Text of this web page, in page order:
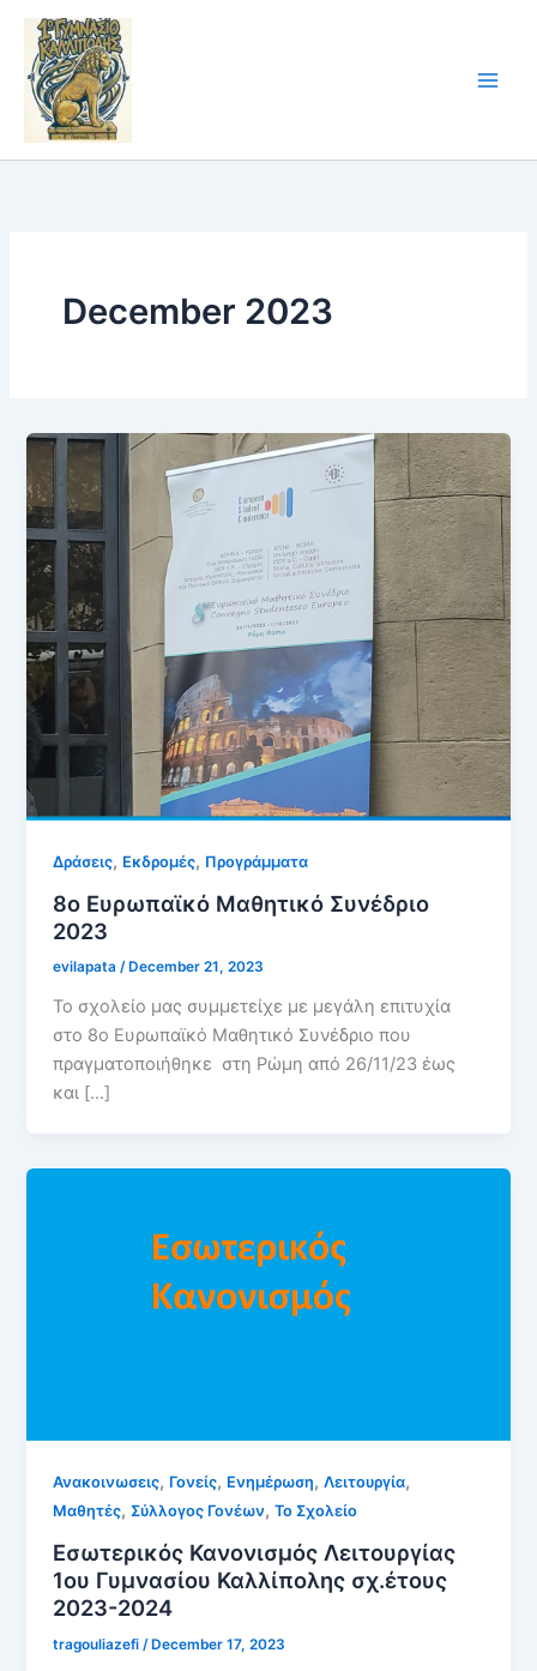
Skip
content
December 2023
Δράσεις, Εκδρομές, Προγράμματα
8ο Ευρωπαϊκό Μαθητικό Συνέδριο
2023
evilapata/ December 21, 2023
Το σχολείο μας συμμετείχε με μεγάλη επιτυχία
στο 8ο Ευρωπαϊκό Μαθητικό Συνέδριο που
πραγματοποιήθηκε στη Ρώμη από 26/11/23 έως
και […]
Ανακοινωσεις, Γονείς, Ενημέρωση,Λειτουργία,
Μαθητές, Σύλλογος Γονέων,Το Σχολείο
Εσωτερικός Κανονισμός Λειτουργίας
1ου Γυμνασίου Καλλίπολης σχ.έτους
2023-2024
tragouliazefi /December 17, 2023